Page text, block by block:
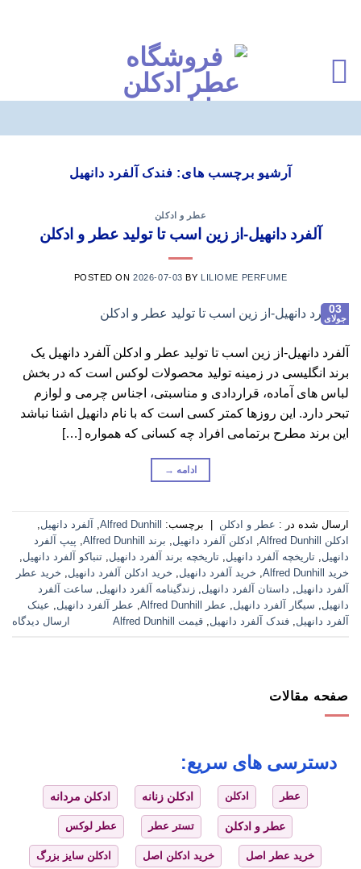
آرشیو برچسب های: فندک آلفرد دانهیل
عطر و ادکلن
آلفرد دانهیل-از زین اسب تا تولید عطر و ادکلن
POSTED ON2026-07-03 BY LILIOME PERFUME
03
جولای
آلفرد دانهیل-از زین اسب تا تولید عطر و ادکلن آلفرد دانهیل یک
برند انگلیسی در زمینه تولید محصولات لوکس است که در بخش
لباس های آماده، قراردادی و مناسبتی، اجناس چرمی و لوازم
تبحر دارد. این روزها کمتر کسی است که با نام دانهیل اشنا نباشد
این برند مطرح برتمامی افراد چه کسانی که همواره […]
ادامه →
ارسال شده در : عطر و ادکلن برچسب: Alfred Dunhill
, آلفرد دانهیل,
ادکلن Alfred Dunhill
, ادکلن آلفرد دانهیل, برند Alfred Dunhill , پیپ آلفرد
دانهیل, تاریخچه آلفرد دانهیل, تاریخچه برند آلفرد دانهیل, تنباکو آلفرد دانهیل,
خرید Alfred Dunhill
, خرید آلفرد دانهیل, خرید ادکلن آلفرد دانهیل, خرید عطر
آلفرد دانهیل, داستان آلفرد دانهیل, زندگینامه آلفرد دانهیل, ساعت آلفرد
دانهیل, سیگار آلفرد دانهیل, عطر Alfred Dunhill , عطر آلفرد دانهیل, عینک
آلفرد دانهیل, فندک آلفرد دانهیل, قیمت Alfred Dunhill ارسال دیدگاه
صفحه مقالات
دسترسی های سریع:
عطر ادکلن ادکلن زنانه ادکلن مردانه
عطر و ادکلن تستر عطر عطر لوکس
خرید عطر اصل خرید ادکلن اصل ادکلن سایز بزرگ